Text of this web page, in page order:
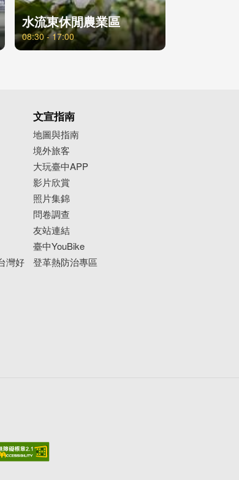
水流東休閒農業區
08:30 - 17:00
灣好
文宣指南
地圖與指南
境外旅客
大玩臺中APP
影片欣賞
照片集錦
問卷調查
友站連結
臺中YouBike
登革熱防治專區